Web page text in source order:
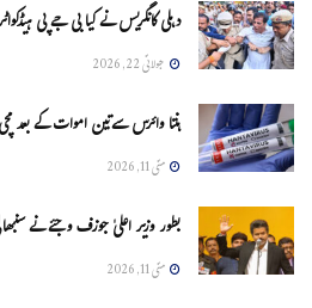
دہلی کانگریس نے کیا بی جے پی
جولائی 22, 2026
ہنتا وائرس سےتین اموات کے بعد
مئی 11, 2026
بطور وزیر اعلیٰ جوزف وجئے نے
مئی 11, 2026